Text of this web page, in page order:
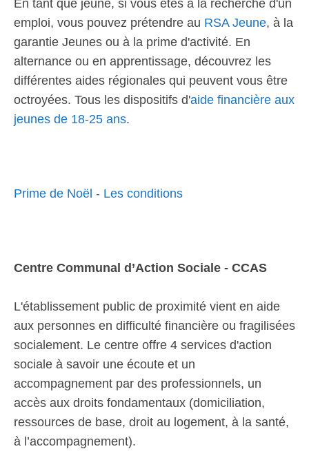
En tant que jeune, si vous êtes à la recherche d'un
emploi, vous pouvez prétendre au RSA Jeune, à la
garantie Jeunes ou à la prime d'activité. En
alternance ou en apprentissage, découvrez les
différentes aides régionales qui peuvent vous être
octroyées. Tous les dispositifs d'aide financière aux
jeunes de 18-25 ans.
Prime de Noël - Les conditions
Centre Communal d’Action Sociale - CCAS
L'établissement public de proximité vient en aide
aux personnes en difficulté financière ou fragilisées
socialement. Le centre offre 4 services d'action
sociale à savoir une écoute et un
accompagnement par des professionnels, un
accès aux droits fondamentaux (domiciliation,
ressources de base, droit au logement, à la santé,
à l’accompagnement).